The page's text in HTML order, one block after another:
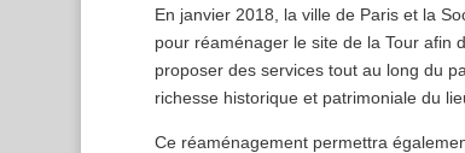
En janvier 2018, la ville de Paris et la
pour réaménager le site de la Tour afin
proposer des services tout au long du
richesse historique et patrimoniale du
Ce réaménagement permettra